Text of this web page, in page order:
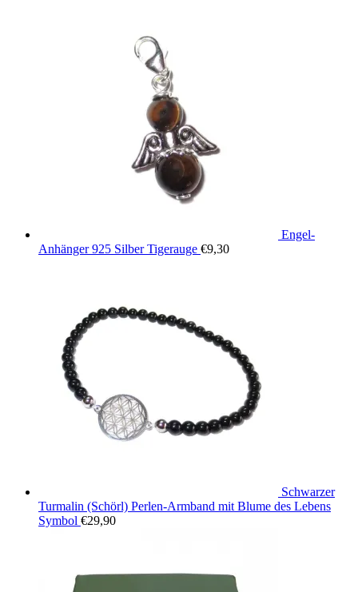
Engel-
Anhänger 925 Silber Tigerauge €9,30
Schwarzer
Turmalin (Schörl) Perlen-Armband mit Blume des Lebens
Symbol €29,90